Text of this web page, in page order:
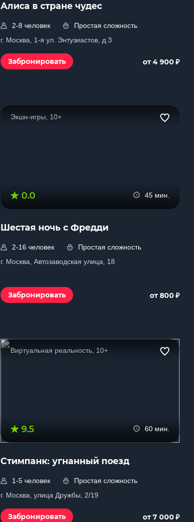
Алиса в стране чудес
2-8 человек
Простая сложность
г. Москва, 1-я ул. Энтузиастов, д.3
Забронировать от 4 900 ₽
Экшн-игры, 10+
0.0 45 мин.
Шестая ночь с Фредди
2-16 человек
Простая сложность
г. Москва, Автозаводская улица, 18
Забронировать от 800 ₽
Виртуальная реальность, 10+
9.5 60 мин.
Стимпанк: угнанный поезд
1-5 человек
Простая сложность
г. Москва, улица Дружбы, 2/19
Забронировать от 7 000 ₽